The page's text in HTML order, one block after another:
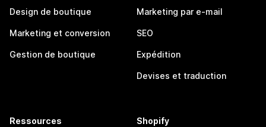
Design de boutique
Marketing et conversion
Gestion de boutique
Marketing par e-mail
SEO
Expédition
Devises et traduction
Ressources Shopify